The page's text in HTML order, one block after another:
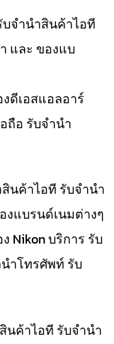
บจำนำสินค้าไอที
และ ของแบ
ดีเอสแอลอาร์
ถือ รับจำนำ
นค้าไอที รับจำนำ
แบรนด์เนมต่างๆ
Nikon บริการ รับ
ำโทรศัพท์ รับ
นค้าไอที รับจำนำ